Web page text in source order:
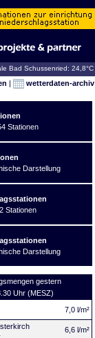
Bad Schussenried: 24,8°C
| wetterdaten-archiv
Stationen
Darstellung
Stationen
Darstellung
gestern
Uhr (MESZ)
7,0 l/m²
6,6 l/m²